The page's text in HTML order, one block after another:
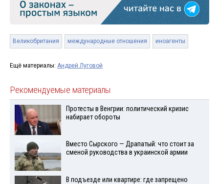
Великобритания международные отношения иноагенты
Ещё материалы: Андрей Луговой
Рекомендуемые материалы
Протесты в Венгрии: политический кризис
набирает обороты
Вместо Сырского — Драпатый: что стоит за
сменой руководства в украинской армии
В подъезде или квартире: где запрещено